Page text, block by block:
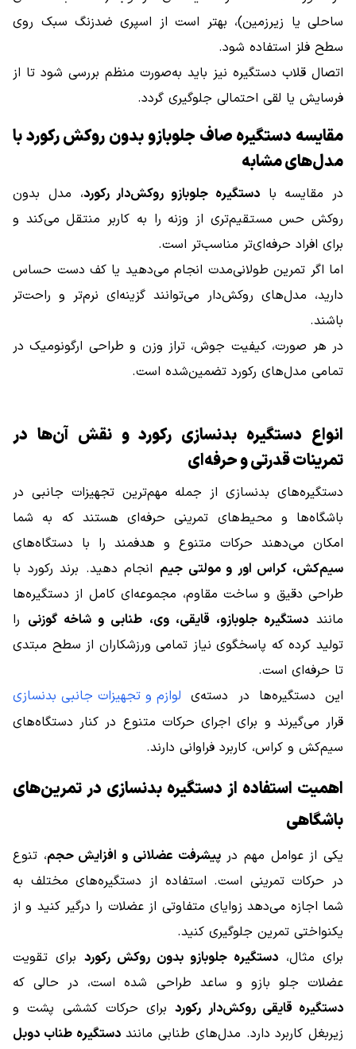
ساحلی یا زیرزمین)، بهتر است از اسپری ضدزنگ سبک روی
سطح فلز استفاده شود.
اتصال قلاب دستگیره نیز باید به‌صورت منظم بررسی شود تا از
فرسایش یا لقی احتمالی جلوگیری گردد.
مقایسه دستگیره صاف جلوبازو بدون روکش رکورد با
مدل‌های مشابه
در مقایسه بادستگیره جلوبازو روکش‌دار رکورد، مدل بدون
روکش حس مستقیم‌تری از وزنه را به کاربر منتقل می‌کند و
برای افراد حرفه‌ای‌تر مناسب‌تر است.
اما اگر تمرین طولانی‌مدت انجام می‌دهید یا کف دست حساس
دارید، مدل‌های روکش‌دار می‌توانند گزینه‌ای نرم‌تر و راحت‌تر
باشند.
در هر صورت، کیفیت جوش، تراز وزن و طراحی ارگونومیک در
تمامی مدل‌های رکورد تضمین‌شده است.
انواع دستگیره بدنسازی رکورد و نقش آن‌ها در
تمرینات قدرتی و حرفه‌ای
دستگیره‌های بدنسازی از جمله مهم‌ترین تجهیزات جانبی در
باشگاه‌ها و محیط‌های تمرینی حرفه‌ای هستند که به شما
امکان می‌دهند حرکات متنوع و هدفمند را با دستگاه‌های
سیم‌کش، کراس اور و مولتی جیم انجام دهید. برند رکورد با
طراحی دقیق و ساخت مقاوم، مجموعه‌ای کامل از دستگیره‌ها
ماننددستگیره جلوبازو، قایقی، وی، طنابی و شاخه گوزنی را
تولید کرده که پاسخگوی نیاز تمامی ورزشکاران از سطح مبتدی
تا حرفه‌ای است.
این دستگیره‌ها در دسته‌ی لوازم و تجهیزات جانبی بدنسازی
قرار می‌گیرند و برای اجرای حرکات متنوع در کنار دستگاه‌های
سیم‌کش و کراس، کاربرد فراوانی دارند.
اهمیت استفاده از دستگیره بدنسازی در تمرین‌های
باشگاهی
یکی از عوامل مهم درپیشرفت عضلانی و افزایش حجم، تنوع
در حرکات تمرینی است. استفاده از دستگیره‌های مختلف به
شما اجازه می‌دهد زوایای متفاوتی از عضلات را درگیر کنید و از
یکنواختی تمرین جلوگیری کنید.
برای مثال، دستگیره جلوبازو بدون روکش رکوردبرای تقویت
عضلات جلو بازو و ساعد طراحی شده است، در حالی که
دستگیره قایقی روکش‌دار رکوردبرای حرکات کششی پشت و
زیربغل کاربرد دارد. مدل‌های طنابی ماننددستگیره طناب دوبل